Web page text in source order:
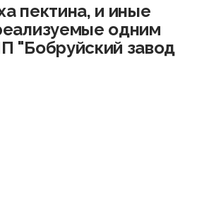
пектина, и иные
одним
"Бобруйский завод